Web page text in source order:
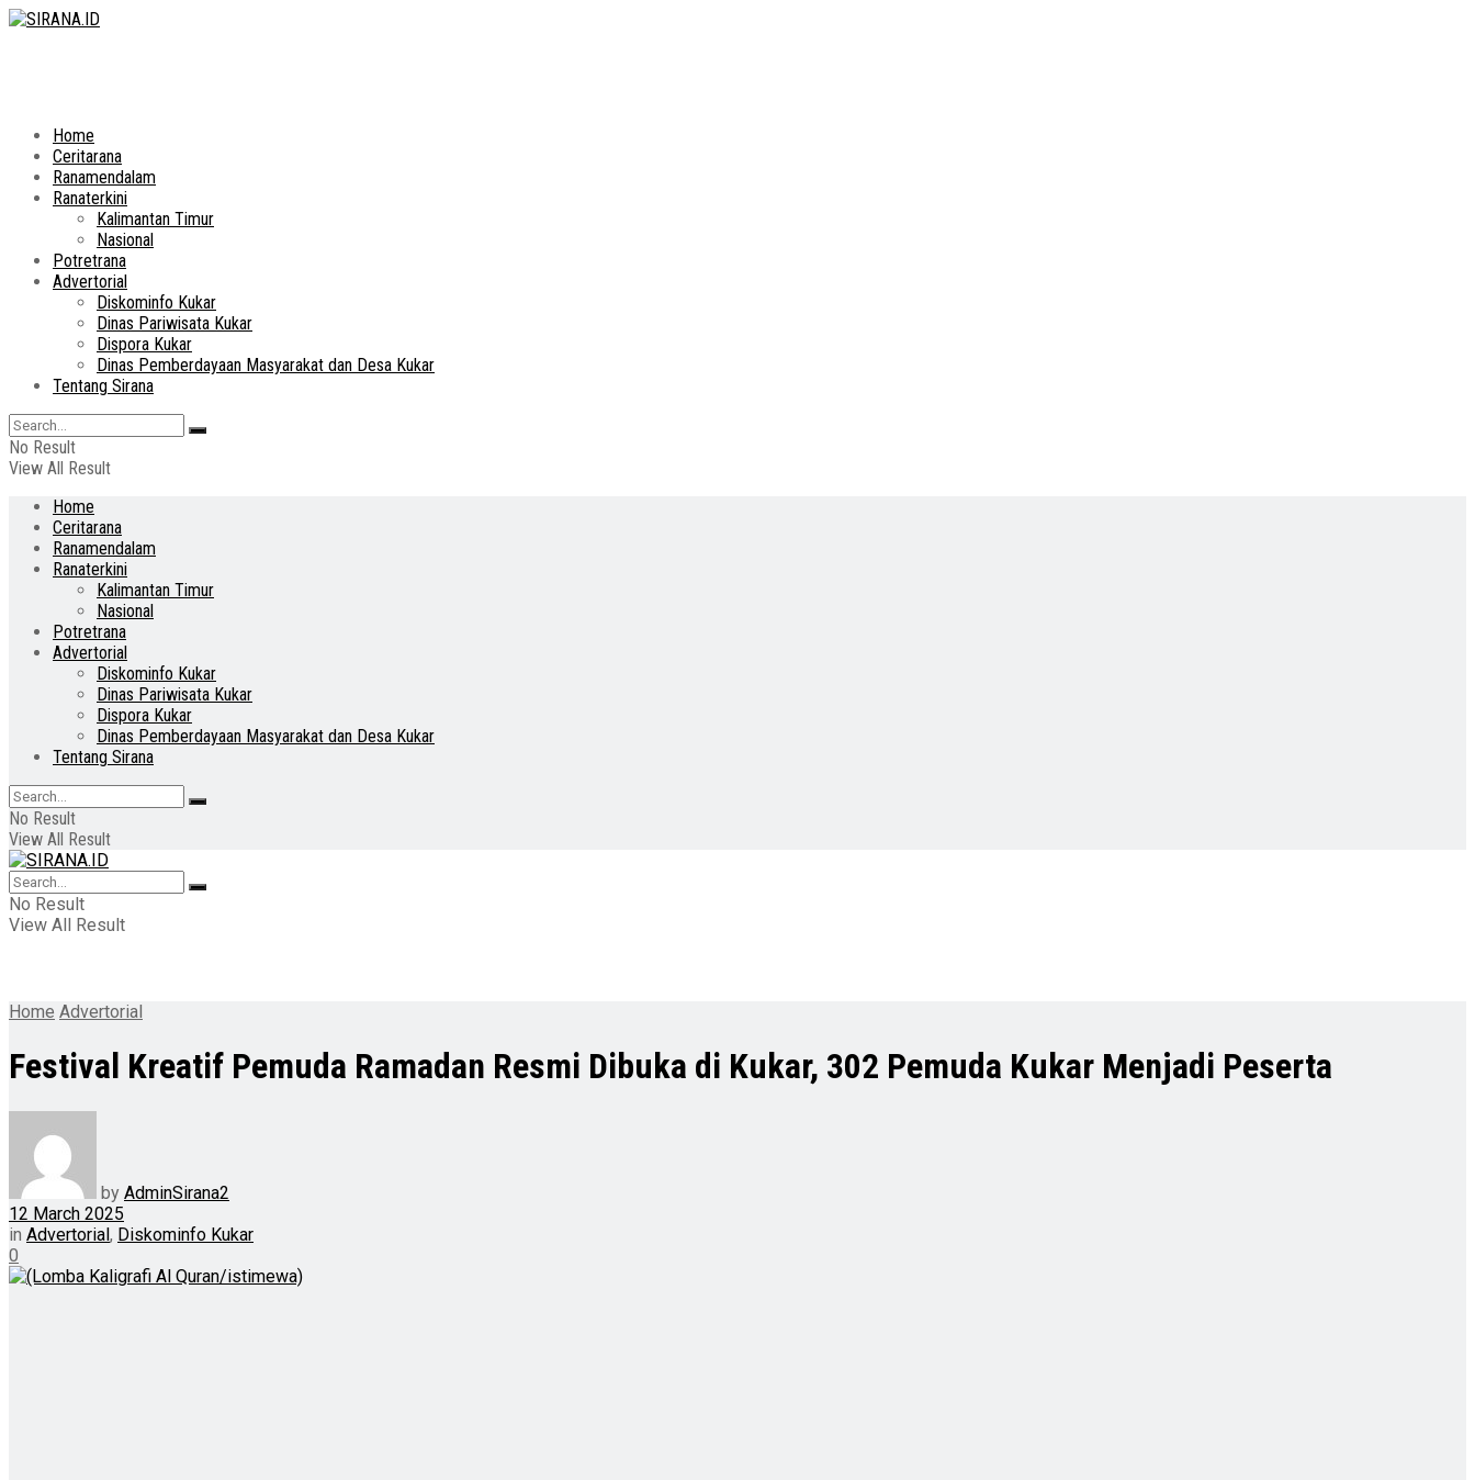
Home
Ceritarana
Ranamendalam
Ranaterkini
Kalimantan Timur
Nasional
Potretrana
Advertorial
Diskominfo Kukar
Dinas Pariwisata Kukar
Dispora Kukar
Dinas Pemberdayaan Masyarakat dan Desa Kukar
Tentang Sirana
No Result
View All Result
Home
Ceritarana
Ranamendalam
Ranaterkini
Kalimantan Timur
Nasional
Potretrana
Advertorial
Diskominfo Kukar
Dinas Pariwisata Kukar
Dispora Kukar
Dinas Pemberdayaan Masyarakat dan Desa Kukar
Tentang Sirana
No Result
View All Result
No Result
View All Result
Home Advertorial
Festival Kreatif Pemuda Ramadan Resmi Dibuka di Kukar, 302 Pemuda Kukar Menjadi Peserta
by AdminSirana2
12 March 2025
in Advertorial, Diskominfo Kukar
0